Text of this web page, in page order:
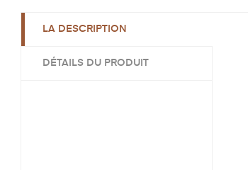
LA DESCRIPTION
DÉTAILS DU PRODUIT